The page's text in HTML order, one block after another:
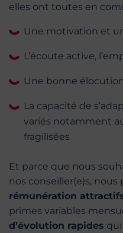
elles ont toutes en
Une motivation et
L’écoute active,
Une bonne
La capacité de
variés notamment
fragilisées
Et parce que nous
nos conseiller(e)s, nous
rémunération
primes variables
d’évolution rapides